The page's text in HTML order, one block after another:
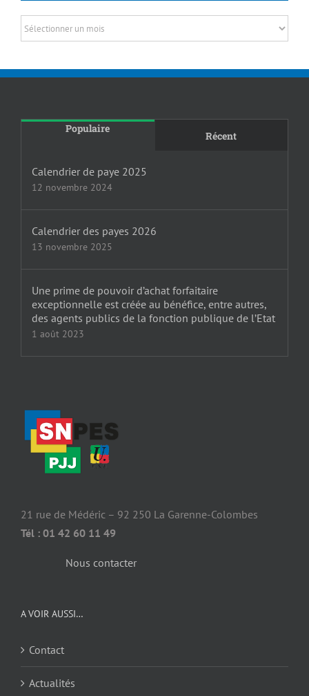
Archives
Populaire
Récent
Calendrier de paye 2025
12 novembre 2024
Calendrier des payes 2026
13 novembre 2025
Une prime de pouvoir d’achat forfaitaire
exceptionnelle est créée au bénéfice, entre autres,
des agents publics de la fonction publique de l’Etat
1 août 2023
21 rue de Médéric – 92 250 La Garenne-Colombes
Tél : 01 42 60 11 49
Nous contacter
A VOIR AUSSI…
Contact
Actualités